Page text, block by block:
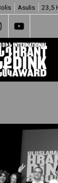
Asulis 23,5